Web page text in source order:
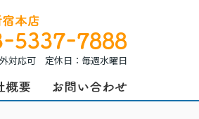
対応可 定休日：毎週水曜日